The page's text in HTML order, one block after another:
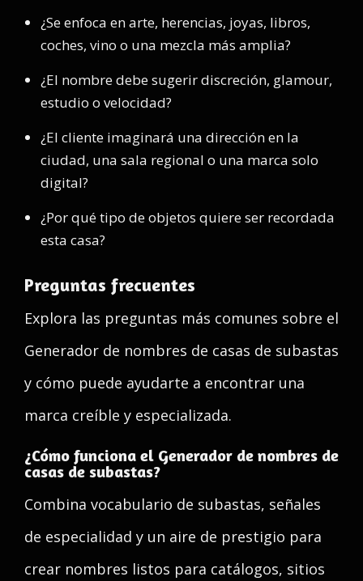
¿Se enfoca en arte, herencias, joyas, libros,
coches, vino o una mezcla más amplia?
¿El nombre debe sugerir discreción, glamour,
estudio o velocidad?
¿El cliente imaginará una dirección en la
ciudad, una sala regional o una marca solo
digital?
¿Por qué tipo de objetos quiere ser recordada
esta casa?
Preguntas frecuentes
Explora las preguntas más comunes sobre el
Generador de nombres de casas de subastas
y cómo puede ayudarte a encontrar una
marca creíble y especializada.
¿Cómo funciona el Generador de nombres de
casas de subastas?
Combina vocabulario de subastas, señales
de especialidad y un aire de prestigio para
crear nombres listos para catálogos, sitios